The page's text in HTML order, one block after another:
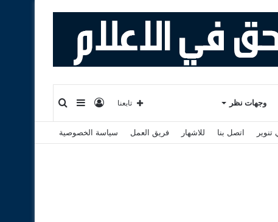
وجهات نظر إضافة
عمود
تسجيل
الدخول
تابعنا
اتصل بنا للاشهار فريق العمل سياسة الخصوصية